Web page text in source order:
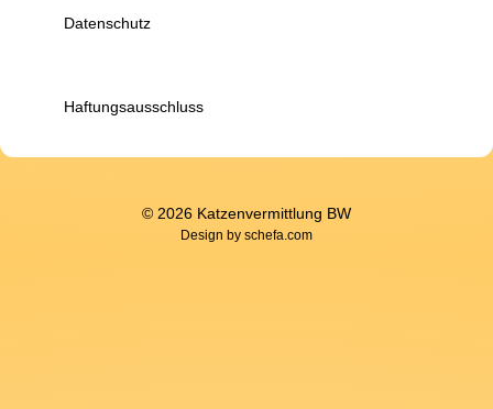
Datenschutz
Haftungsausschluss
© 2026 Katzenvermittlung BW
Design by schefa.com